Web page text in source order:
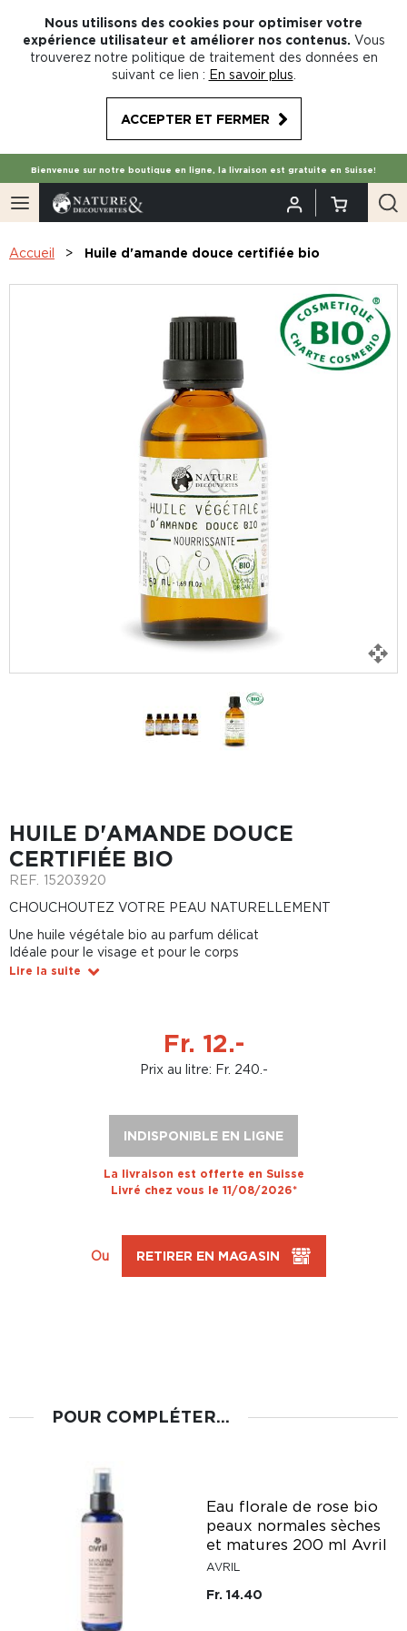
Nous utilisons des cookies pour optimiser votre
expérience utilisateur et améliorer nos contenus. Vous
trouverez notre politique de traitement des données en
suivant ce lien : En savoir plus
ACCEPTER ET FERMER
Bienvenue sur notre boutique en ligne, la livraison est gratuite en Suisse!
Accueil Huile d'amande douce certifiée bio
HUILE D'AMANDE DOUCE
CERTIFIÉE BIO
REF. 15203920
CHOUCHOUTEZ VOTRE PEAU NATURELLEMENT
Une huile végétale bio au parfum délicat
Idéale pour le visage et pour le corps
Lire la suite
Fr. 12.-
Prix au litre: Fr. 240.-
INDISPONIBLE EN LIGNE
La livraison est offerte en Suisse
Livré chez vous le 11/08/2026*
Ou RETIRER EN MAGASIN
POUR COMPLÉTER...
Eau florale de rose bio
peaux normales sèches
et matures 200 ml Avril
AVRIL
Fr. 14.40